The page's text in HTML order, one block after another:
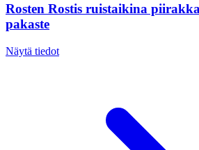
Rosten Rostis ruistaikina
pakaste
Näytä tiedot